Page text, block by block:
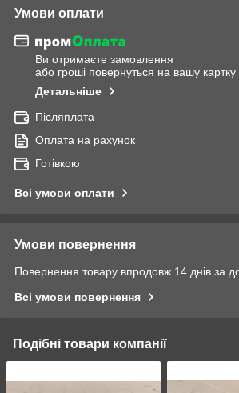
Умови оплати
Ви отримаєте замовлення
або гроші повернуться на вашу картку
Детальніше
Післяплата
Оплата на рахунок
Готівкою
Всі умови оплати
Умови повернення
Повернення товару впродовж 14 днів за
Всі умови повернення
Подібні товари компанії